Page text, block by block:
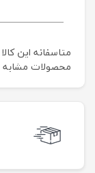
متاسفانه این
محصولات مشابه